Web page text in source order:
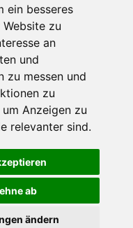
ein besseres
zu
an
und
zu messen und
zu
um Anzeigen zu
relevanter sind.
ab
ändern
Nutzung Ihrer Werke zu
Analyse im Sinne
vor. Unsere Werke
in Form einer
und Analyse genützt
§ 44 b Abs.3 vor.